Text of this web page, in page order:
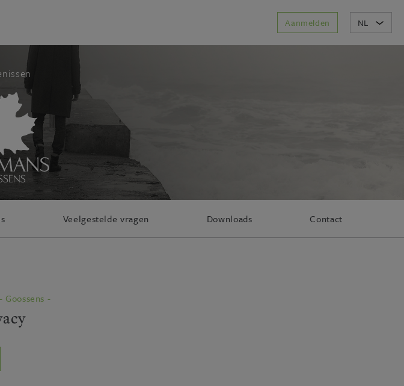
Aanmelden NL
Veelgestelde vragen Downloads Contact
Goossens -